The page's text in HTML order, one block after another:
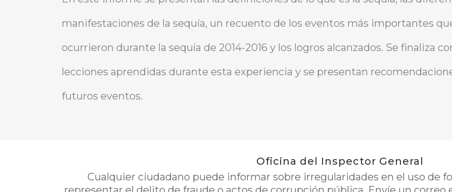
manifestaciones de la sequía, un recuento de los eventos más importantes
ocurrieron durante la sequía de 2014-2016 y los logros alcanzados. Se finaliza
lecciones aprendidas durante esta experiencia y se presentan
futuros eventos.
Oficina del Inspector General
Cualquier ciudadano puede informar sobre irregularidades en el uso de